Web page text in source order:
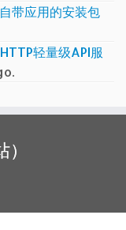
带应用的安装包
轻量级API服